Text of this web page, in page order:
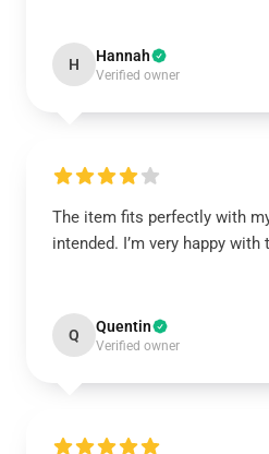
H Hannah
Verified owner
The item fits perfectly with
intended. I’m very happy with
Q Quentin
Verified owner